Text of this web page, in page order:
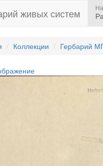
живых систем
Коллекции Гербарий